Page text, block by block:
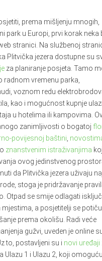
prema mišljenju mnogih,
park u Europi, prvi korak neka
stranici. Na službenoj
Plitvička jezera dostupne su
za planiranje posjeta. Tamo
radnom vremenu parka,
voznom redu
kao i mogućnost kupnje
u hotelima ili kampovima.
zanimljivosti o bogatoj
povijesnoj baštini
znanstvenim istraživanjima
ovog jedinstvenog
da Plitvička jezera uživaju
stoga je pridržavanje
Otpad se smije odlagati
mjestima, a posjetitelji se
prema okolišu. Radi veće
gužvi, uveden je online
to, postavljeni su i novi uređaji
Ulazu 1 i Ulazu 2, koji